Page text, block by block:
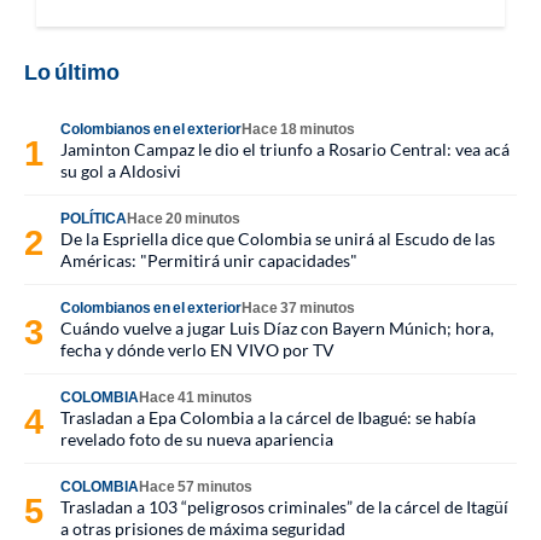
Lo último
Colombianos en el exteriorHace 18 minutos
Jaminton Campaz le dio el triunfo a Rosario Central: vea acá
su gol a Aldosivi
POLÍTICAHace 20 minutos
De la Espriella dice que Colombia se unirá al Escudo de las
Américas: "Permitirá unir capacidades"
Colombianos en el exteriorHace 37 minutos
Cuándo vuelve a jugar Luis Díaz con Bayern Múnich; hora,
fecha y dónde verlo EN VIVO por TV
COLOMBIAHace 41 minutos
Trasladan a Epa Colombia a la cárcel de Ibagué: se había
revelado foto de su nueva apariencia
COLOMBIAHace 57 minutos
Trasladan a 103 “peligrosos criminales” de la cárcel de Itagüí
a otras prisiones de máxima seguridad